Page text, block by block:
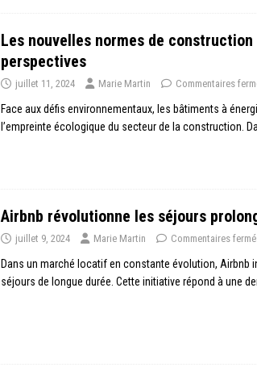
Les nouvelles normes de
perspectives
juillet 11, 2024 Marie Martin Commentaires
Face aux défis environnementaux, les bâtiments à
l’empreinte écologique du secteur de la construction.
Airbnb révolutionne les séjours
juillet 9, 2024 Marie Martin Commentaires
Dans un marché locatif en constante évolution,
séjours de longue durée. Cette initiative répond à une